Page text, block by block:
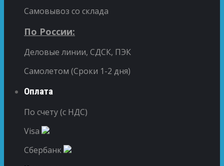
Самовывоз со склада
По России:
Деловые линии, СДСК, ПЭК
Самолетом (Сроки 1-2 дня)
Оплата
По счету (с НДС)
Visa
Сбербанк